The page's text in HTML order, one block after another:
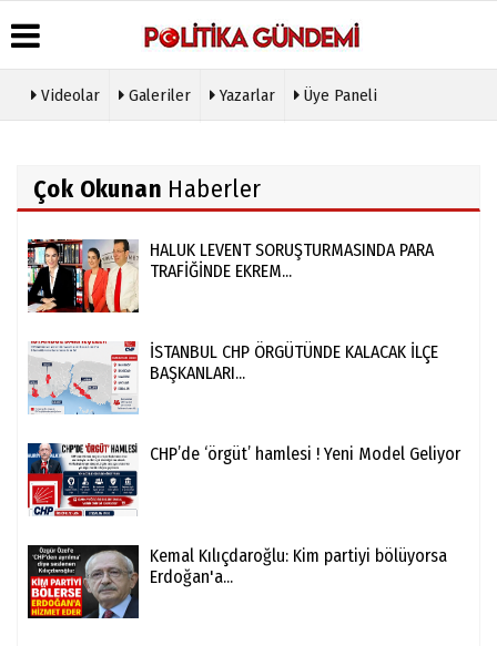
Arşivi
Gazete
Arşivi
Günün
Haberleri
Gazete
Manşetleri
Biyografiler
Galeri
Galeri
Politikası
Gizlilik
Videolar Galeriler Yazarlar Üye Paneli
Çok Okunan Haberler
HALUK LEVENT SORUŞTURMASINDA PARA
TRAFİĞİNDE EKREM...
İSTANBUL CHP ÖRGÜTÜNDE KALACAK İLÇE
BAŞKANLARI...
CHP’de ‘örgüt’ hamlesi ! Yeni Model Geliyor
Kemal Kılıçdaroğlu: Kim partiyi bölüyorsa
Erdoğan'a...